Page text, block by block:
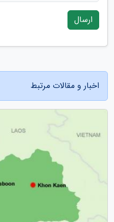
ارسال
اخبار و مقالات مرتبط